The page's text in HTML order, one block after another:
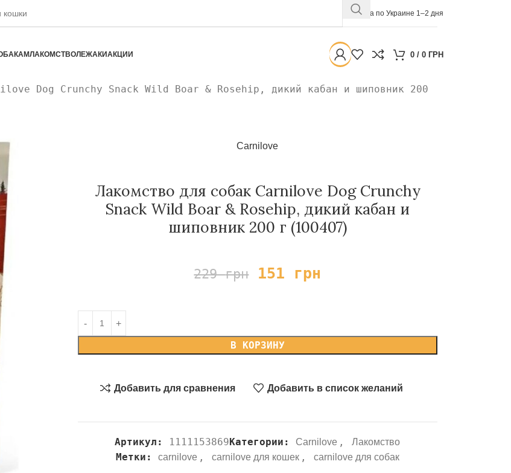
Доставка по Украине 1–2 дня
ЛАКОМСТВОЛЕЖАКИАКЦИИ 0 / 0 ГРН
Dog Crunchy Snack Wild Boar & Rosehip, дикий кабан и шиповник 200
Carnilove
Лакомство для собак Carnilove Dog Crunchy
Snack Wild Boar & Rosehip, дикий кабан и
шиповник 200 г (100407)
229грн 151 грн
В КОРЗИНУ
Добавить для сравнения Добавить в список желаний
Артикул: 1111153869Категории: Carnilove , Лакомство
Метки: carnilove , carnilove для кошек , carnilove для собак